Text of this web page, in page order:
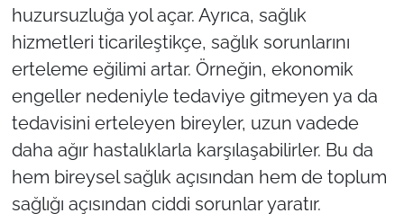
huzursuzluğa yol açar. Ayrıca, sağlık
hizmetleri ticarileştikçe, sağlık sorunlarını
erteleme eğilimi artar. Örneğin, ekonomik
engeller nedeniyle tedaviye gitmeyen ya da
tedavisini erteleyen bireyler, uzun vadede
daha ağır hastalıklarla karşılaşabilirler. Bu da
hem bireysel sağlık açısından hem de toplum
sağlığı açısından ciddi sorunlar yaratır.